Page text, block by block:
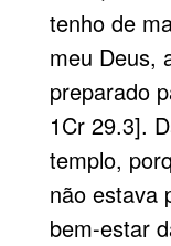
tenho de
meu Deus,
preparado
1Cr 29.3].
templo,
não estava
bem-estar